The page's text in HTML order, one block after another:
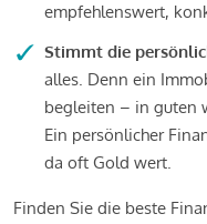
empfehlenswert,
Stimmt die
alles. Denn ein
begleiten – in guten
Ein persönlicher
da oft Gold wert.
Finden Sie die beste